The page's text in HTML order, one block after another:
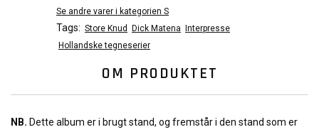
Se andre varer i kategorien S
Tags: Store Knud Dick Matena
Interpresse
Hollandske tegneserier
OM PRODUKTET
NB. Dette album er i brugt stand, og fremstår i den stand som er